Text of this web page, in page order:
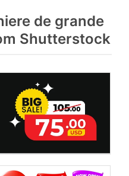
de grande
Shutterstock